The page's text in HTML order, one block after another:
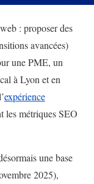
: proposer des
avancées)
une PME, un
à Lyon et en
expérience
les métriques SEO
une base
2025),